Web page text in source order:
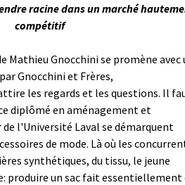
racine dans un marché
compétitif
Mathieu Gnocchini se promène avec
Gnocchini et Frères,
les regards et les questions. Il
diplômé en aménagement et
l'Université Laval se démarquent
de mode. Là où les
synthétiques, du tissu, le jeune
produire un sac fait essentiellement